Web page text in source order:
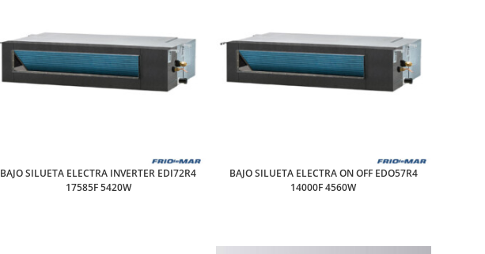
BAJO SILUETA ELECTRA INVERTER EDI72R4
17585F 5420W
BAJO SILUETA ELECTRA ON OFF EDO57R4
14000F 4560W